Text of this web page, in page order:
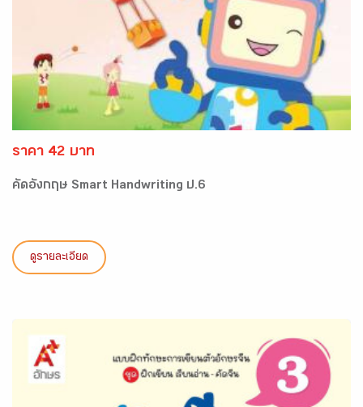
ราคา 42 บาท
คัดอังกฤษ Smart Handwriting ป.6
ดูรายละเอียด